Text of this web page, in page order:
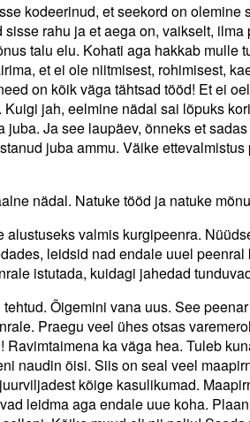
kodeerinud, et seekord on
sisse rahu ja et aega on, vaikselt,
talu elu. Kohati aga hakkab mulle
et ei ole niitmisest, rohimisest,
on kõik väga tähtsad tööd! Et ei
Kuigi jah, eelmine nädal sai lõpuks
juba. Ja see laupäev, õnneks et
juba ammu. Väike
nädal. Natuke tööd ja natuke
alustuseks valmis kurgipeenra.
leidsid nad endale uuel
istutada, kuidagi jahedad
Õigemini vana uus. See
Praegu veel ühes otsas
Ravimtaimena ka väga hea. Tuleb
naudin õisi. Siis on seal veel
kõige kasulikumad.
leidma aga endale uue koha.